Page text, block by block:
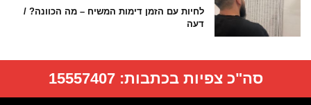
לחיות עם הזמן דימות המשיח – מה הכוונה? /
דעה
סה"כ צפיות בכתבות:15557407